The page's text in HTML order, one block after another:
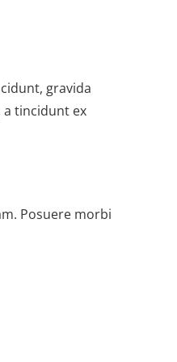
gravida
a tincidunt ex
Posuere morbi